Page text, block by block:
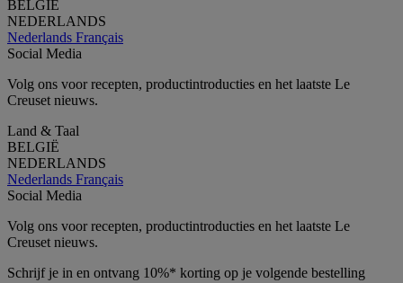
BELGIË
NEDERLANDS
Nederlands Français
Social Media
Volg ons voor recepten, productintroducties en het laatste Le
Creuset nieuws.
Land & Taal
BELGIË
NEDERLANDS
Nederlands Français
Social Media
Volg ons voor recepten, productintroducties en het laatste Le
Creuset nieuws.
Schrijf je in en ontvang 10%* korting op je volgende bestelling